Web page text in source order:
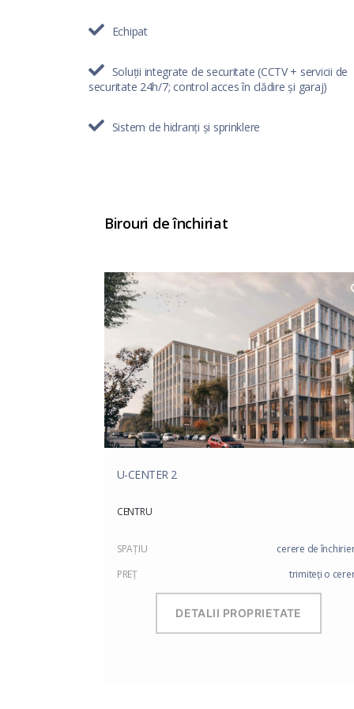
Echipat
Soluții integrate de securitate (CCTV + servicii de
securitate 24h/7; control acces în clădire și garaj)
Sistem de hidranți și sprinklere
Birouri de închiriat
U-CENTER 2
CENTRU
SPAŢIU
cerere de
PREŢ
trimiteți o
DETALII PROPRIETATE